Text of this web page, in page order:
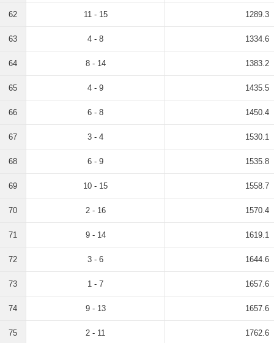
62 11 - 15 1289.3
63 4 - 8 1334.6
64 8 - 14 1383.2
65 4 - 9 1435.5
66 6 - 8 1450.4
67 3 - 4 1530.1
68 6 - 9 1535.8
69 10 - 15 1558.7
70 2 - 16 1570.4
71 9 - 14 1619.1
72 3 - 6 1644.6
73 1 - 7 1657.6
74 9 - 13 1657.6
75 2 - 11 1762.6